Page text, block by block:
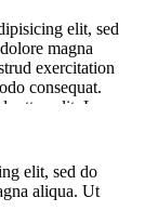
elit, sed
magna
exercitation
consequat.
velit. Lorem
elit, sed do
aliqua. Ut